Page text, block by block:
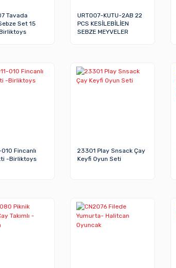
Tavada
Set 15
URT007-KUTU-2AB 22
PCS KESİLEBİLİEN
SEBZE MEYVELER
010 Fincanlı
-Birliktoys
23301 Play Snsack Çay
Keyfi Oyun Seti